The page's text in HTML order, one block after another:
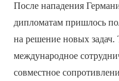
После нападения
дипломатам пришлось
на решение новых задач.
международное
совместное